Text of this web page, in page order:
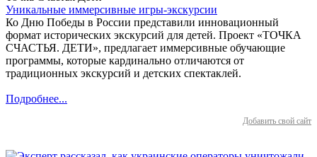
Уникальные иммерсивные игры-экскурсии
Ко Дню Победы в России представили инновационный
формат исторических экскурсий для детей. Проект «ТОЧКА
СЧАСТЬЯ. ДЕТИ», предлагает иммерсивные обучающие
программы, которые кардинально отличаются от
традиционных экскурсий и детских спектаклей.
Подробнее...
Добавить свой сайт